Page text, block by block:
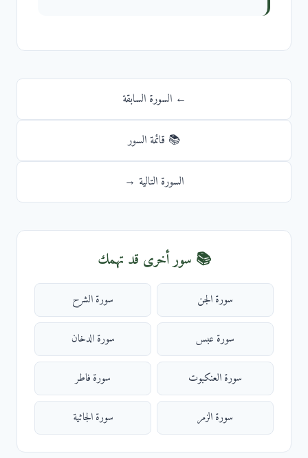
← السورة السابقة
📚 قائمة السور
السورة التالية →
📚 سور أخرى قد تهمك
سورة الجن سورة الشرح
سورة عبس سورة الدخان
سورة العنكبوت سورة فاطر
سورة الزمر سورة الجاثية